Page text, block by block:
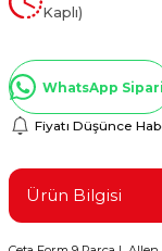
Kaplı)
WhatsApp
Fiyatı Düşünce
Ürün Bilgisi